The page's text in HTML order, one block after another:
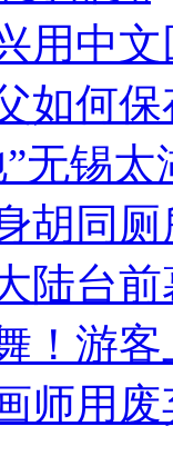
用中
如何
无锡
胡同
陆台
！游客
师用